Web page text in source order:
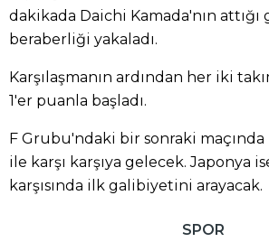
dakikada Daichi Kamada'nın attığı
beraberliği yakaladı.
Karşılaşmanın ardından her iki
1'er puanla başladı.
F Grubu'ndaki bir sonraki maçında
ile karşı karşıya gelecek. Japonya
karşısında ilk galibiyetini arayacak.
SPOR